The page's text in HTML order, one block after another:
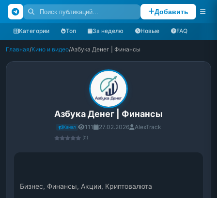
Добавить
Категории Топ За неделю Новые FAQ
Главная/Кино и видео/Азбука Денег | Финансы
Азбука Денег | Финансы
Канал 111 27.02.2026 AlexTrack
(0)
Бизнес, Финансы, Акции, Криптовалюта